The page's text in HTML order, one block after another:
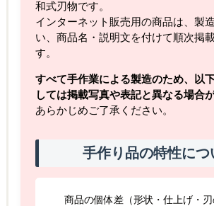
和式刃物です。
インターネット販売用の商品は、製
い、商品名・説明文を付けて順次掲
す。
すべて手作業による製造のため、以
しては掲載写真や表記と異なる場合
あらかじめご了承ください。
手作り品の特性につ
商品の個体差（形状・仕上げ・